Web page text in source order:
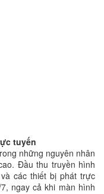
tuyến
những nguyên nhân
Đầu thu truyền hình
các thiết bị phát trực
ngay cả khi màn hình